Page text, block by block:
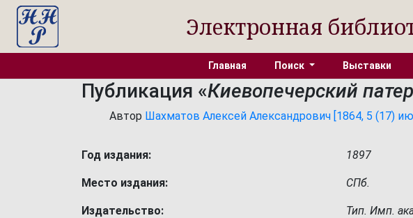
Электронная
Главная Поиск Выставки
Публикация «Киевопечерский
Автор Шахматов Алексей Александрович [1864, 5 (17)
Год издания: 1897
Место издания: СПб.
Издательство: Тип. Имп.